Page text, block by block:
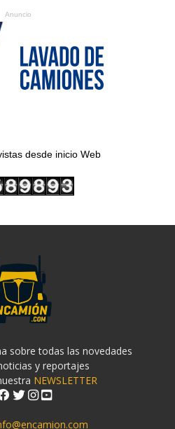
Anuncio
desde inicio Web
sobre todas las novedades
y reportajes
NEWSLETTER